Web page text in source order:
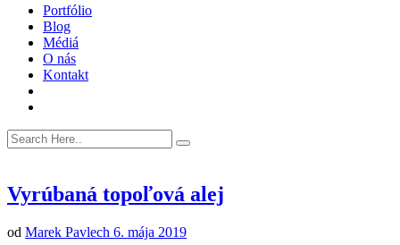
Portfólio
Blog
Médiá
O nás
Kontakt
Vyrúbaná topoľová alej
od Marek Pavlech 6. mája 2019